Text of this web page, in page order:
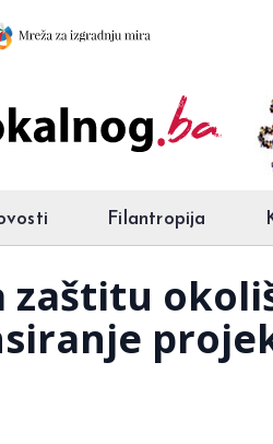
Filantropija
zaštitu